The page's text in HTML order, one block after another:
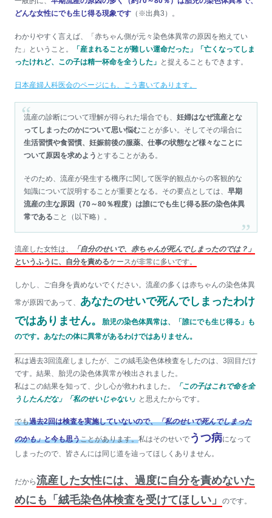
どんな女性にでも生じ得る現象です （※出典3）。
わかりやすく言えば、「赤ちゃん側が元々染色体異常の原因を抱えてい
た」ということ。
「産まれることが難しい運命だった」「亡くなってしま
ったけれど、この子は精一杯命を全うした」 と捉えることもできます。
日本産婦人科医会のページにも、こう書いてあります。
流産の診断について理解が得られた場合でも、妊婦はなぜ流産とな
ってしまったのかについて思い悩むことが多い。そしてその場合に
生活習慣や食習慣、妊娠前後の服薬、仕事の状態など様々なことに
ついて原因を求めよう とすることがある。
そのため、流産が発生する機序に関して医学的観点からの客観的な
知識について説明することが重要となる。その要点としては、早期
流産の主な原因（70～80％程度）は誰にでも生じ得る胚の染色体異
常である こと（以下略）。
流産した女性は、
「自分のせいで、赤ちゃんが死んでしまったのでは？」
というふうに、自分を責めるケースが非常に多いです。
しかし、ご自身を責めないでください。流産の多くは赤ちゃんの染色体異
常が原因であって、 あなたのせいで死んでしまったわけ
ではありません。
胎児の染色体異常は、「誰にでも生じ得る」も
のです。あなたの体に異常があるわけではありません。
私は過去3回流産しましたが、この絨毛染色体検査をしたのは、3回目だけ
です。結果、胎児の染色体異常が検出されました。
私はこの結果を知って、少し心が救われました。
「この子はこれで命を全
うしたんだな」「私のせいじゃない」 と思えたからです。
でも過去2回は検査を実施していないので、「私のせいで死んでしまった
のかも」と今も思うことがあります。私はそのせいで うつ病になって
しまったので、皆さんには同じ道を辿ってほしくありません。
だから流産した女性には、過度に自分を責めないた
めにも「絨毛染色体検査を受けてほしい」
のです。